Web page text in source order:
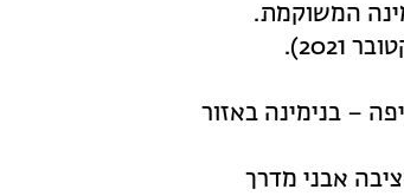
המשוקמת.
– בנימינה באזור
אבני מדרך